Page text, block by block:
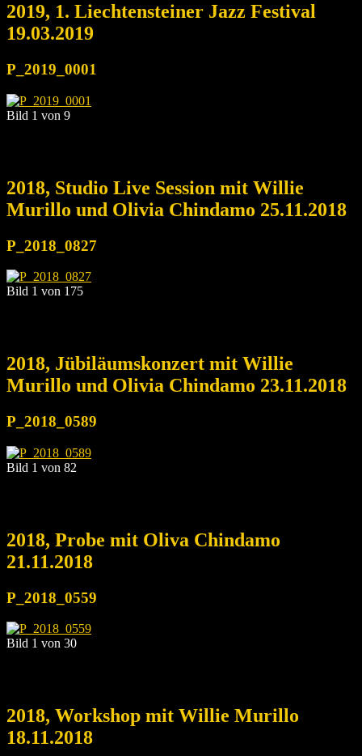
2019, 1. Liechtensteiner Jazz Festival
19.03.2019
P_2019_0001
Bild 1 von 9
2018, Studio Live Session mit Willie
Murillo und Olivia Chindamo 25.11.2018
P_2018_0827
Bild 1 von 175
2018, Jübiläumskonzert mit Willie
Murillo und Olivia Chindamo 23.11.2018
P_2018_0589
Bild 1 von 82
2018, Probe mit Oliva Chindamo
21.11.2018
P_2018_0559
Bild 1 von 30
2018, Workshop mit Willie Murillo
18.11.2018